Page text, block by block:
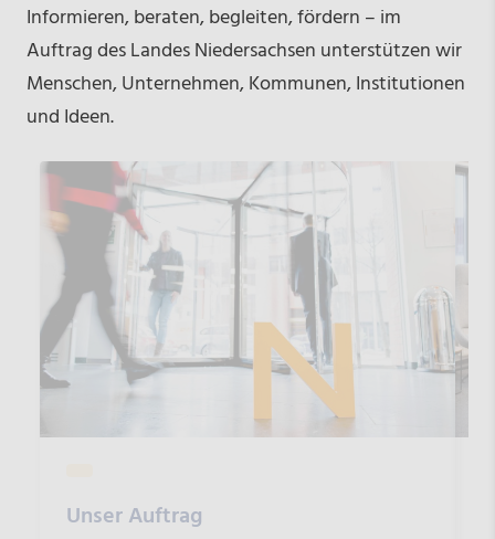
Informieren, beraten, begleiten, fördern – im
Auftrag des Landes Niedersachsen unterstützen wir
Menschen, Unternehmen, Kommunen, Institutionen
und Ideen.
Unser Auftrag